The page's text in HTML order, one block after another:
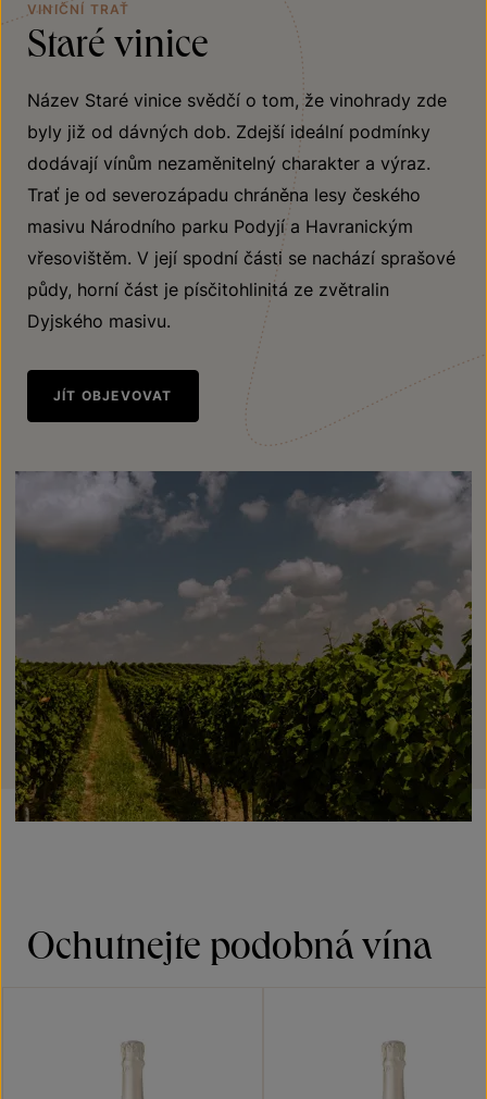
VINIČNÍ TRAŤ
Staré vinice
Název Staré vinice svědčí o tom, že vinohrady zde
byly již od dávných dob. Zdejší ideální podmínky
dodávají vínům nezaměnitelný charakter a výraz.
Trať je od severozápadu chráněna lesy českého
masivu Národního parku Podyjí a Havranickým
vřesovištěm. V její spodní části se nachází sprašové
půdy, horní část je písčitohlinitá ze zvětralin
Dyjského masivu.
JÍT OBJEVOVAT
Ochutnejte podobná vína